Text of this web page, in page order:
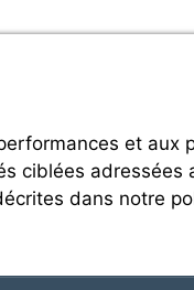
et aux
ciblées adressées
dans notre